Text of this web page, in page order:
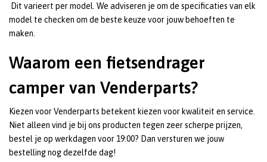
Dit varieert per model. We adviseren je om de specificaties van elk
model te checken om de beste keuze voor jouw behoeften te
maken.
Waarom een fietsendrager
camper van Venderparts?
Kiezen voor Venderparts betekent kiezen voor kwaliteit en service.
Niet alleen vind je bij ons producten tegen zeer scherpe prijzen,
bestel je op werkdagen voor 19:00? Dan versturen we jouw
bestelling nog dezelfde dag!